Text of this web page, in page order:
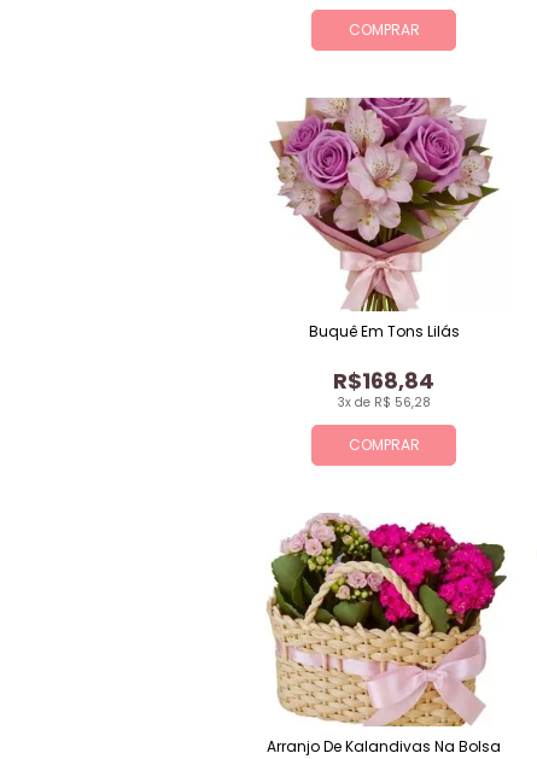
COMPRAR
COMPRAR
3x de R$ 56,28
R$168,84
Buquê Em Tons Lilás
Arranjo De Kalandivas Na Bolsa